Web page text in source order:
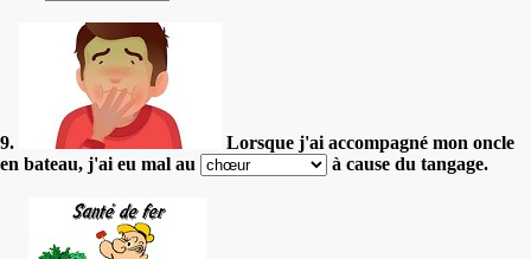
9.
Lorsque j'ai accompagné mon oncle
en bateau, j'ai eu mal au
à cause du tangage.